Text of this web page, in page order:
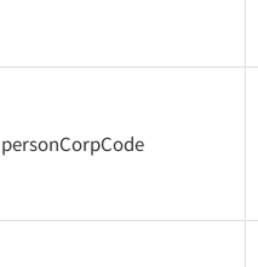
personCorpCode